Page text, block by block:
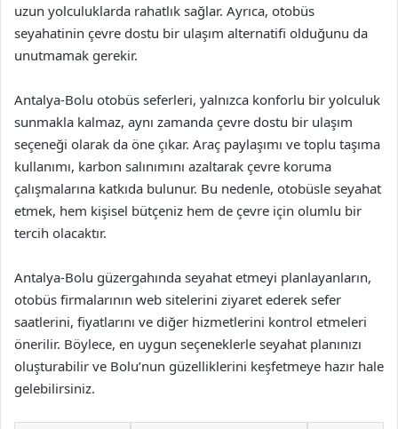
uzun yolculuklarda rahatlık sağlar. Ayrıca, otobüs
seyahatinin çevre dostu bir ulaşım alternatifi olduğunu da
unutmamak gerekir.
Antalya-Bolu otobüs seferleri, yalnızca konforlu bir yolculuk
sunmakla kalmaz, aynı zamanda çevre dostu bir ulaşım
seçeneği olarak da öne çıkar. Araç paylaşımı ve toplu taşıma
kullanımı, karbon salınımını azaltarak çevre koruma
çalışmalarına katkıda bulunur. Bu nedenle, otobüsle seyahat
etmek, hem kişisel bütçeniz hem de çevre için olumlu bir
tercih olacaktır.
Antalya-Bolu güzergahında seyahat etmeyi planlayanların,
otobüs firmalarının web sitelerini ziyaret ederek sefer
saatlerini, fiyatlarını ve diğer hizmetlerini kontrol etmeleri
önerilir. Böylece, en uygun seçeneklerle seyahat planınızı
oluşturabilir ve Bolu’nun güzelliklerini keşfetmeye hazır hale
gelebilirsiniz.